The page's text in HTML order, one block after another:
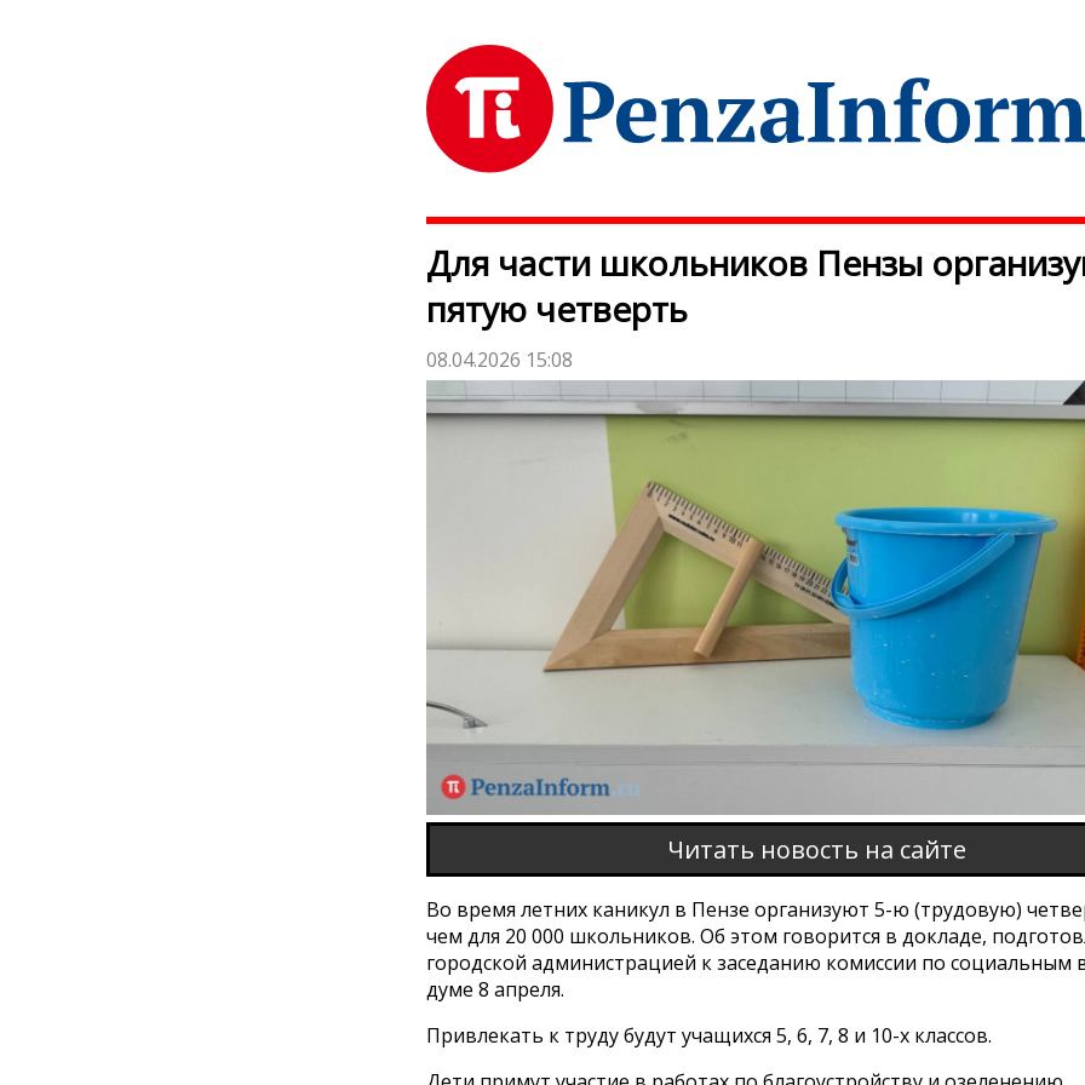
Для части школьников Пензы
пятую четверть
08.04.2026 15:08
Читать новость на сайте
Во время летних каникул в Пензе организуют 5-ю (трудовую)
чем для 20 000 школьников. Об этом говорится в докладе,
городской администрацией к заседанию комиссии по социальным
думе 8 апреля.
Привлекать к труду будут учащихся 5, 6, 7, 8 и 10-х классов.